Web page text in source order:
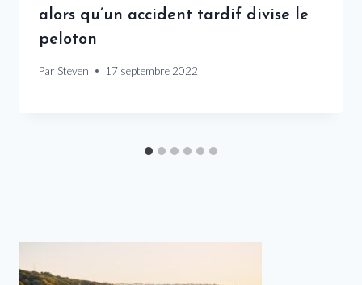
alors qu’un accident tardif divise le
peloton
Par Steven 17 septembre 2022